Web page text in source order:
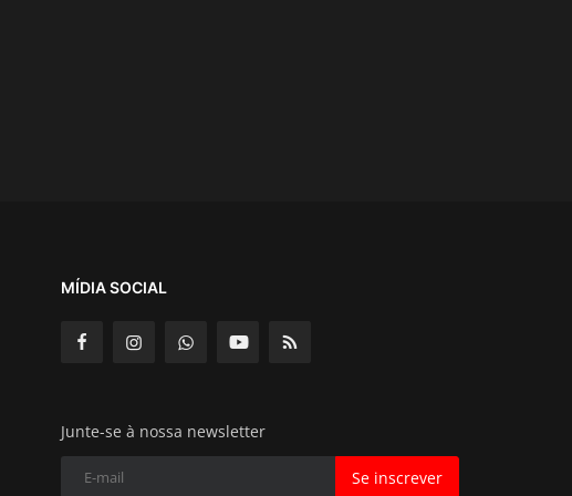
MÍDIA SOCIAL
Junte-se à nossa newsletter
Se inscrever